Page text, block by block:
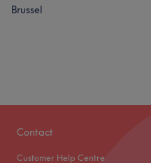
Brussel
Contact
Customer Help Centre